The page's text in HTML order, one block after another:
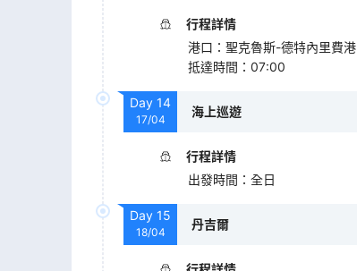
行程詳情
港口 ： 聖克魯斯-德特內里費港
抵達時間 ： 07:00
Day 14
17/04
海上巡遊
行程詳情
出發時間 ： 全日
Day 15
18/04
丹吉爾